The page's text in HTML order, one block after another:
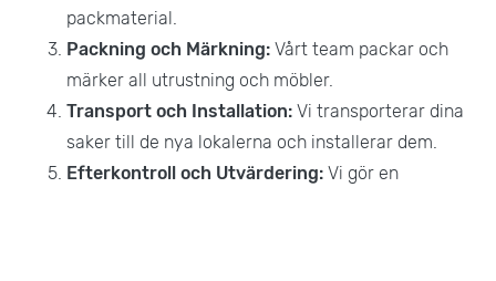
packmaterial.
Packning och Märkning: Vårt team packar och
märker all utrustning och möbler.
Transport och Installation: Vi transporterar dina
saker till de nya lokalerna och installerar dem.
Efterkontroll och Utvärdering: Vi gör en